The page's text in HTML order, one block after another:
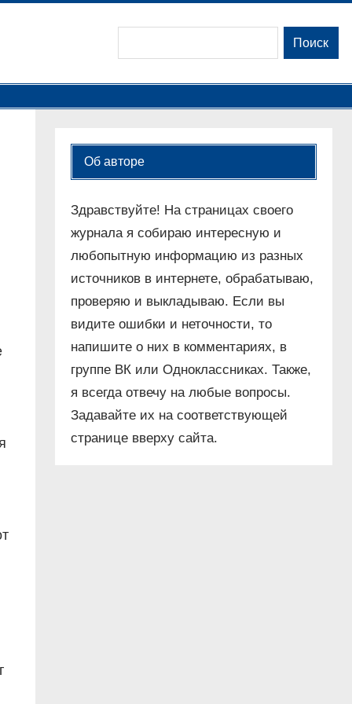
Поиск
Об авторе
Здравствуйте! На страницах своего
журнала я собираю интересную и
любопытную информацию из разных
источников в интернете, обрабатываю,
проверяю и выкладываю. Если вы
видите ошибки и неточности, то
напишите о них в комментариях, в
группе ВК или Одноклассниках. Также,
я всегда отвечу на любые вопросы.
Задавайте их на соответствующей
странице вверху сайта.